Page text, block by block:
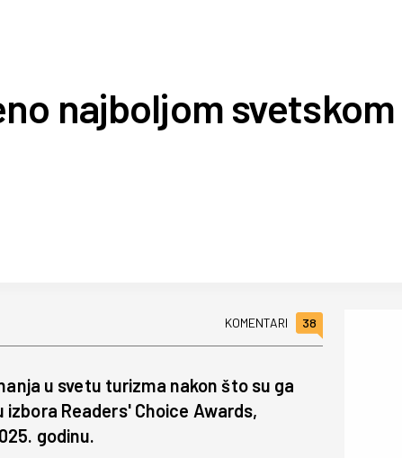
najboljom svetskom
KOMENTARI 38
u svetu turizma nakon što su ga
Readers' Choice Awards,
godinu.